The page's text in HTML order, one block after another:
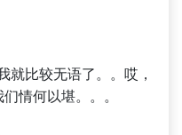
就比较无语了。。哎，
情何以堪。。。